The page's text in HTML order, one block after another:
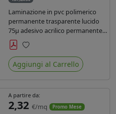
Laminazione in pvc polimerico
permanente trasparente lucido
75µ adesivo acrilico permanente
durata 5 anni con filtro uv, carta
kraft. Ideale per stampe con
inchiostro ecosolvente, UV e latex.
Preferiti
Aggiungi al Carrello
A partire da:
2,32 €/mq Promo Mese